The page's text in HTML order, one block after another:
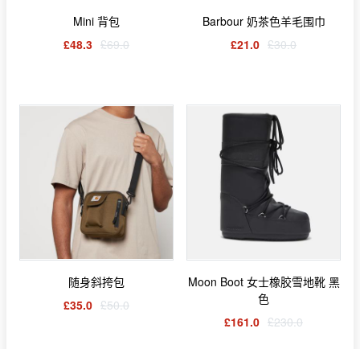
Mini 背包
£48.3 £69.0
Barbour 奶茶色羊毛围巾
£21.0 £30.0
随身斜挎包
£35.0 £50.0
Moon Boot 女士橡胶雪地靴 黑
色
£161.0 £230.0